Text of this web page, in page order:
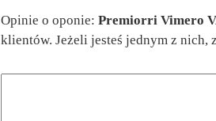
Opinie o oponie: Premiorri Vimero
klientów. Jeżeli jesteś jednym z nich,